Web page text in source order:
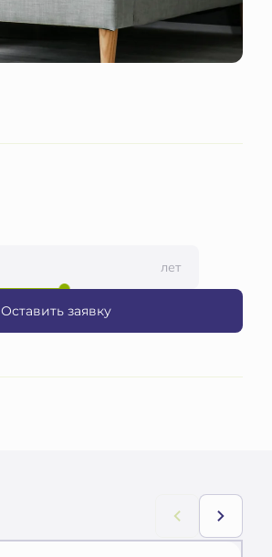
лет
Оставить заявку